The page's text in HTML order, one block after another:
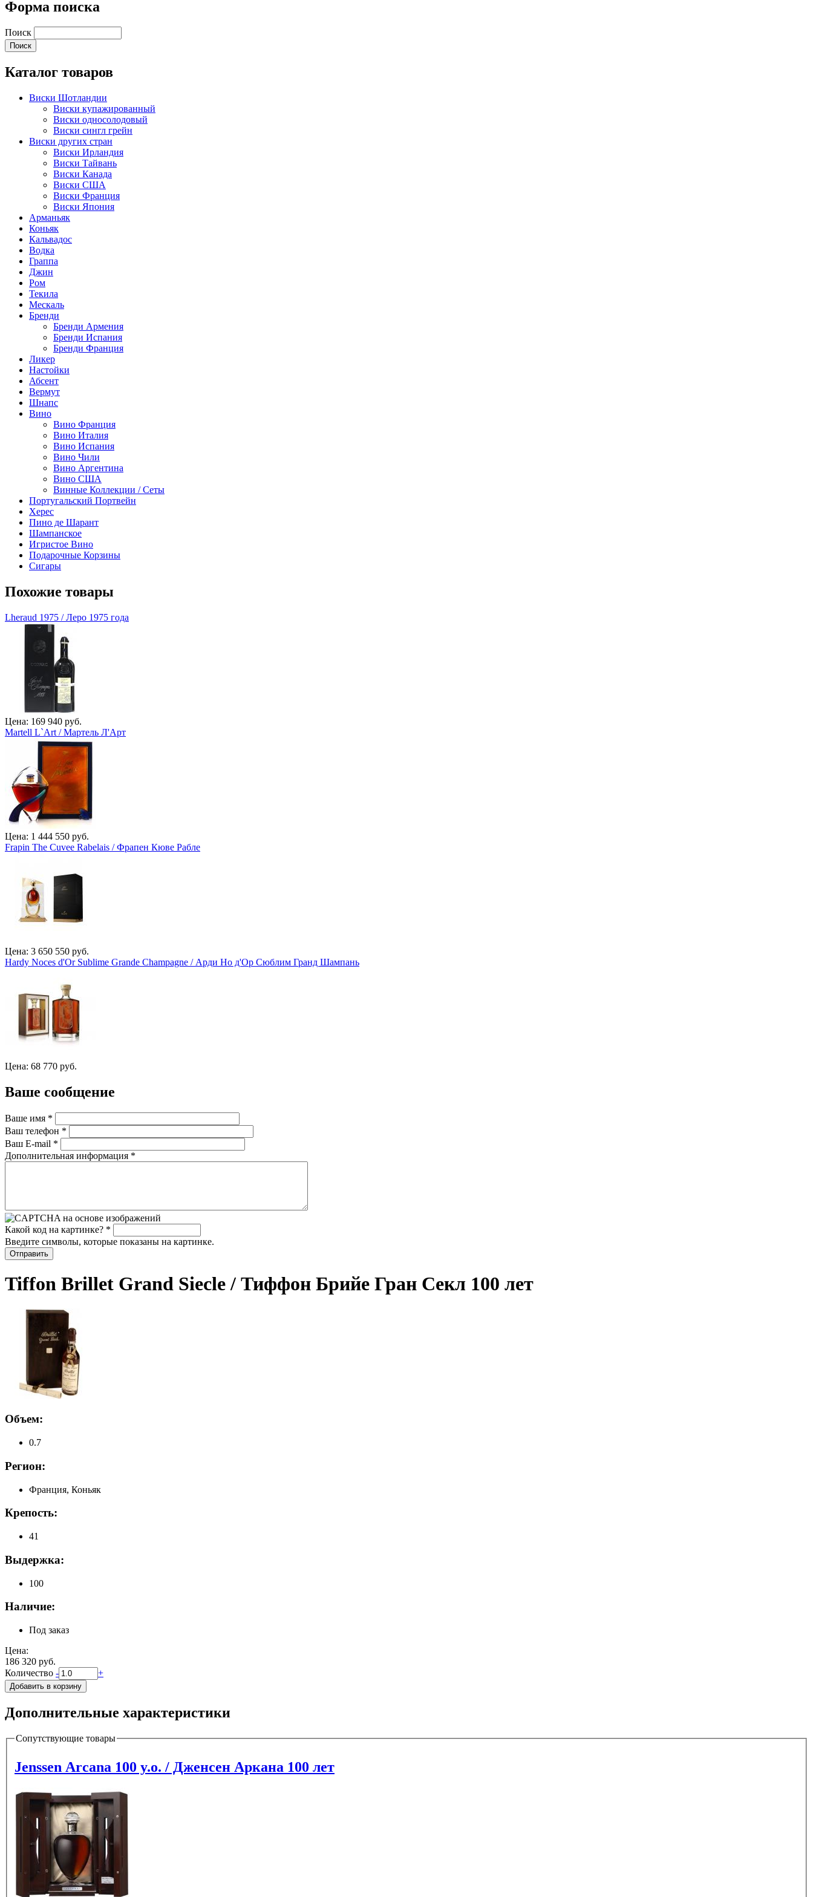
Форма поиска
Поиск
Каталог товаров
Виски Шотландии
Виски купажированный
Виски односолодовый
Виски сингл грейн
Виски других стран
Виски Ирландия
Виски Тайвань
Виски Канада
Виски США
Виски Франция
Виски Япония
Арманьяк
Коньяк
Кальвадос
Водка
Граппа
Джин
Ром
Текила
Мескаль
Бренди
Бренди Армения
Бренди Испания
Бренди Франция
Ликер
Настойки
Абсент
Вермут
Шнапс
Вино
Вино Франция
Вино Италия
Вино Испания
Вино Чили
Вино Аргентина
Вино США
Винные Коллекции / Сеты
Португальский Портвейн
Херес
Пино де Шарант
Шампанское
Игристое Вино
Подарочные Корзины
Сигары
Похожие товары
Lheraud 1975 / Леро 1975 года
Цена: 169 940 руб.
Martell L`Art / Мартель Л'Арт
Цена: 1 444 550 руб.
Frapin The Cuvee Rabelais / Фрапен Кюве Рабле
Цена: 3 650 550 руб.
Hardy Noces d'Or Sublime Grande Champagne / Арди Но д'Ор Сюблим Гранд Шампань
Цена: 68 770 руб.
Ваше сообщение
Ваше имя *
Ваш телефон *
Ваш E-mail *
Дополнительная информация *
Какой код на картинке? *
Введите символы, которые показаны на картинке.
Tiffon Brillet Grand Siecle / Тиффон Брийе Гран Секл 100 лет
Объем:
0.7
Регион:
Франция, Коньяк
Крепость:
41
Выдержка:
100
Наличие:
Под заказ
Цена:
186 320 руб.
Количество - +
Дополнительные характеристики
Сопутствующие товары
Jenssen Arcana 100 y.o. / Дженсен Аркана 100 лет